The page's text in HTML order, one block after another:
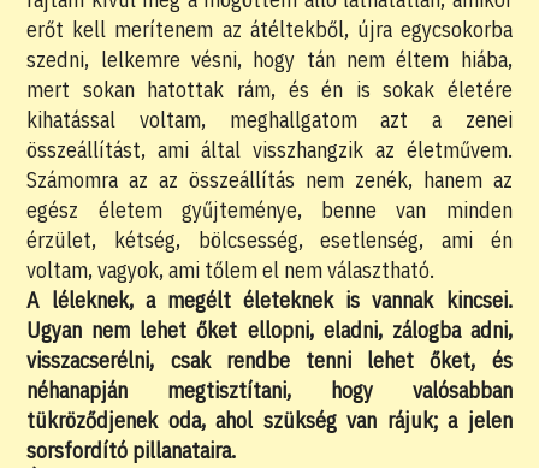
erőt kell merítenem az átéltekből, újra egycsokorba
szedni, lelkemre vésni, hogy tán nem éltem hiába,
mert sokan hatottak rám, és én is sokak életére
kihatással voltam, meghallgatom azt a zenei
összeállítást, ami által visszhangzik az életművem.
Számomra az az összeállítás nem zenék, hanem az
egész életem gyűjteménye, benne van minden
érzület, kétség, bölcsesség, esetlenség, ami én
voltam, vagyok, ami tőlem el nem választható.
A léleknek, a megélt életeknek is vannak kincsei.
Ugyan nem lehet őket ellopni, eladni, zálogba adni,
visszacserélni, csak rendbe tenni lehet őket, és
néhanapján megtisztítani, hogy valósabban
tükröződjenek oda, ahol szükség van rájuk; a jelen
sorsfordító pillanataira.